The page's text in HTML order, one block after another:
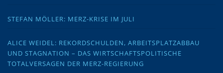
STEFAN MÖLLER: MERZ-KRISE IM JULI
ALICE WEIDEL: REKORDSCHULDEN, ARBEITSPLATZABBAU
UND STAGNATION – DAS WIRTSCHAFTSPOLITISCHE
TOTALVERSAGEN DER MERZ-REGIERUNG